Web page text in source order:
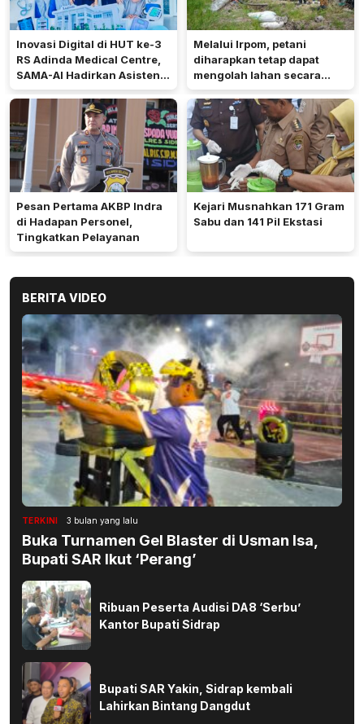
Inovasi Digital di HUT ke-3
RS Adinda Medical Centre,
SAMA-AI Hadirkan Asisten
Gizi Berbasis AI
Melalui Irpom, petani
diharapkan tetap dapat
mengolah lahan secara
optimal meski di tengah
keterbatasan air.
Pesan Pertama AKBP Indra
di Hadapan Personel,
Tingkatkan Pelayanan
Kejari Musnahkan 171 Gram
Sabu dan 141 Pil Ekstasi
BERITA VIDEO
TERKINI 3 bulan yang lalu
Buka Turnamen Gel Blaster di Usman Isa,
Bupati SAR Ikut ‘Perang’
Ribuan Peserta Audisi DA8 ‘Serbu’
Kantor Bupati Sidrap
Bupati SAR Yakin, Sidrap kembali
Lahirkan Bintang Dangdut